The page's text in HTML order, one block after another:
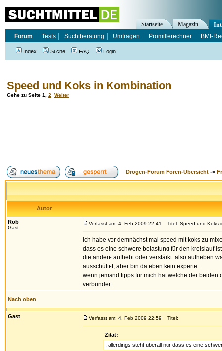
Speed und Koks in Kombination
Gehe zu Seite 1 2 Weiter
Drogen-Forum Foren-Übersicht ->
Autor
Rob
Gast
Verfasst am: 4. Feb 2009 22:41 Titel: Speed und Koks
ich habe vor demnächst mal speed mit koks zu
dass es eine schwere belastung für den kreislauf
die andere aufhebt oder verstärkt. also aufheben
ausschüttet, aber bin da eben kein experte.
wenn jemand tipps für mich hat welche der
verbunden.
Nach oben
Gast Verfasst am: 4. Feb 2009 22:59 Titel:
Zitat:
, allerdings steht überall nur dass es eine
Startseite Magazin
Forum
Tests Suchtberatung Umfragen Promillerechner BMI-
Index Suche FAQ Login